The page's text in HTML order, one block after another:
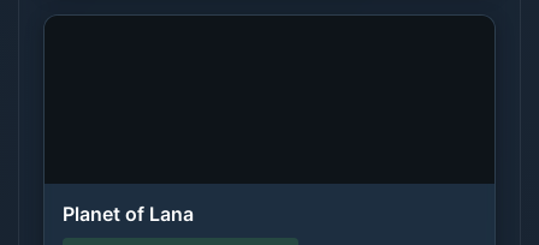
Planet of Lana